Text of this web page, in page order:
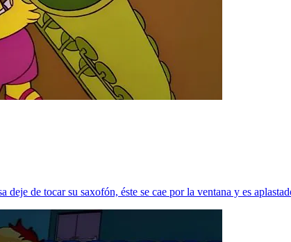
deje de tocar su saxofón, éste se cae por la ventana y es